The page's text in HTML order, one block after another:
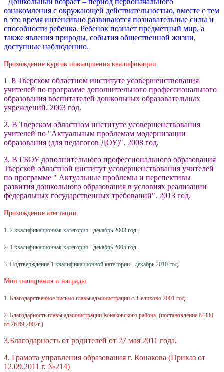
ознакомления с окружающей действительностью, вместе с тем
в это время интенсивно развиваются познавательные силы и
способности ребенка. Ребенок познает предметный мир, а
также явления природы, события общественной жизни,
доступные наблюдению.
Прохождение курсов повыщшения квалификации.
1. В Тверском областном институте усовершенствования
учителей по программе дополнительного профессионального
образования воспитателей дошкольных образовательных
учреждений. 2003 год.
2. В Тверском областном институте усовершенствования
учителей по "Актуальным проблемам модернизации
образования (для педагогов ДОУ)". 2008 год.
3. В ГБОУ дополнительного профессионального образования
Тверской областной институт усовершенствования учителей
по программе " Актуальные проблемы и перспективы
развития дошкольного образования в условиях реализации
федеральных государственных требований". 2013 год.
Прохождение атестации.
1. 2 квалификационная категория - декабрь 2003 год.
2. 1 квалификационная категория - декабрь 2005 год.
3. Подтверждение 1 квалификационной категории - декабрь 2010 год.
Мои поощрения и награды.
1. Благодарственное письмо главы администрации с. Селихово 2001 год.
2. Благодарность главы администрации Конаковского района. (постановление №330
от 26.09.2002г.)
3.Благодарность от родителей от 27 мая 2011 года.
4. Грамота управления образования г. Конакова (Приказ от
12.09.2011 г. №214)